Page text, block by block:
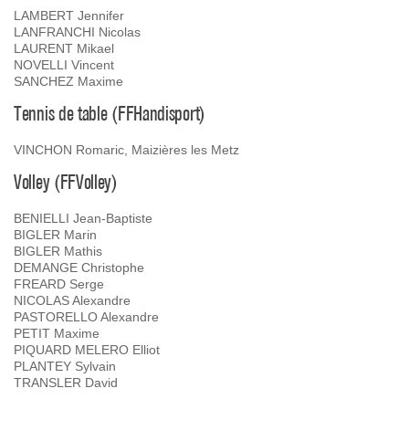
LAMBERT Jennifer
LANFRANCHI Nicolas
LAURENT Mikael
NOVELLI Vincent
SANCHEZ Maxime
Tennis de table (FFHandisport)
VINCHON Romaric, Maizières les Metz
Volley (FFVolley)
BENIELLI Jean-Baptiste
BIGLER Marin
BIGLER Mathis
DEMANGE Christophe
FREARD Serge
NICOLAS Alexandre
PASTORELLO Alexandre
PETIT Maxime
PIQUARD MELERO Elliot
PLANTEY Sylvain
TRANSLER David